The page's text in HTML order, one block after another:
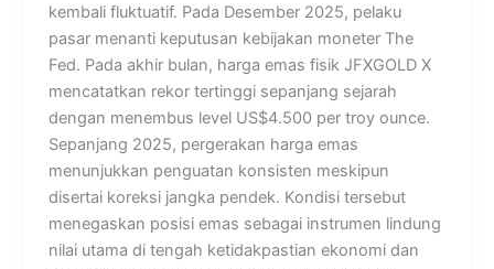
kembali fluktuatif. Pada Desember 2025, pelaku
pasar menanti keputusan kebijakan moneter The
Fed. Pada akhir bulan, harga emas fisik JFXGOLD X
mencatatkan rekor tertinggi sepanjang sejarah
dengan menembus level US$4.500 per troy ounce.
Sepanjang 2025, pergerakan harga emas
menunjukkan penguatan konsisten meskipun
disertai koreksi jangka pendek. Kondisi tersebut
menegaskan posisi emas sebagai instrumen lindung
nilai utama di tengah ketidakpastian ekonomi dan